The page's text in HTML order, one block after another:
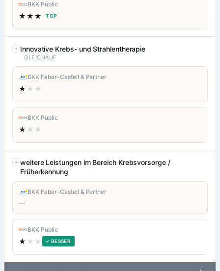
BKK Public
★★★ TOP
Innovative Krebs- und Strahlentherapie
GLEICHAUF
BKK Faber-Castell & Partner
★ ★★
BKK Public
★ ★★
weitere Leistungen im Bereich Krebsvorsorge /
Früherkennung
BKK Faber-Castell & Partner
—
BKK Public
★ ★★ ✓ BESSER